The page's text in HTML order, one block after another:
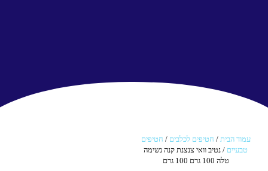
עמוד הבית / חטיפים לכלבים / חטיפים
טבעיים / נטיב וואי צנצנת קנה נשימה
טלה 100 גרם 100 גרם